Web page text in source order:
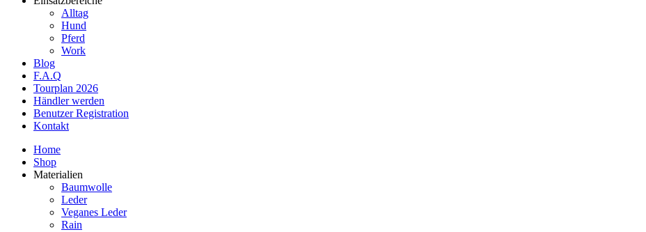
Alltag
Hund
Pferd
Work
Blog
F.A.Q
Tourplan 2026
Händler werden
Benutzer Registration
Kontakt
Home
Shop
Materialien
Baumwolle
Leder
Veganes Leder
Rain